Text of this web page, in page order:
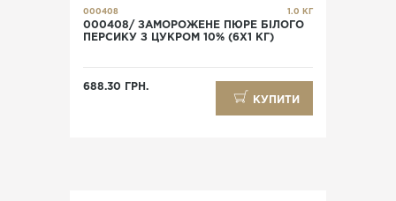
000408 1.0 КГ
000408/ ЗАМОРОЖЕНЕ ПЮРЕ БІЛОГО
ПЕРСИКУ З ЦУКРОМ 10% (6X1 КГ)
688.30 ГРН.
КУПИТИ